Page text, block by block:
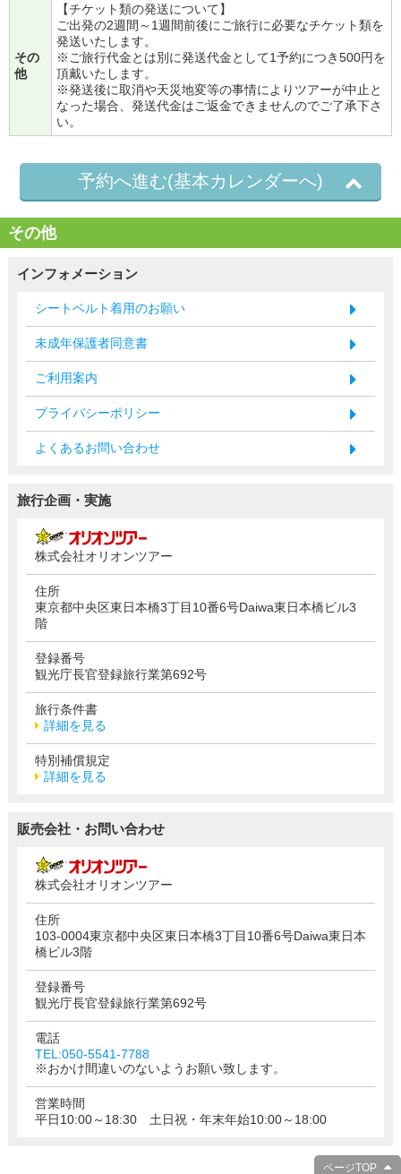
その
他
【チケット類の発送について】
ご出発の2週間～1週間前後にご旅行に必要なチケット類を
発送いたします。
※ご旅行代金とは別に発送代金として1予約につき500円を
頂戴いたします。
※発送後に取消や天災地変等の事情によりツアーが中止と
なった場合、発送代金はご返金できませんのでご了承下さ
い。
予約へ進む(基本カレンダーへ)
その他
インフォメーション
シートベルト着用のお願い
未成年保護者同意書
ご利用案内
プライバシーポリシー
よくあるお問い合わせ
旅行企画・実施
株式会社オリオンツアー
住所
東京都中央区東日本橋3丁目10番6号Daiwa東日本橋ビル3
階
登録番号
観光庁長官登録旅行業第692号
旅行条件書
詳細を見る
特別補償規定
詳細を見る
販売会社・お問い合わせ
株式会社オリオンツアー
住所
103-0004東京都中央区東日本橋3丁目10番6号Daiwa東日本
橋ビル3階
登録番号
観光庁長官登録旅行業第692号
電話
TEL:050-5541-7788
※おかけ間違いのないようお願い致します。
営業時間
平日10:00～18:30 土日祝・年末年始10:00～18:00
ページTOP